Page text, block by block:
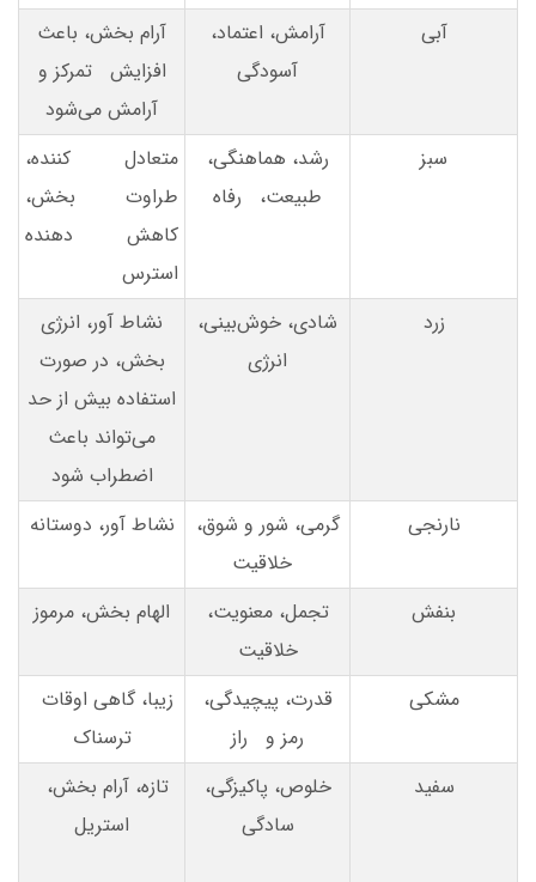
آبی
آرامش، اعتماد،
آسودگی
آرام بخش، باعث
افزایش تمرکز و
آرامش می‌شود
سبز
رشد، هماهنگی،
طبیعت، رفاه
متعادل کننده،
طراوت بخش،
کاهش دهنده
استرس
زرد
شادی، خوش‌بینی،
انرژی
نشاط آور، انرژی
بخش، در صورت
استفاده بیش از حد
می‌تواند باعث
اضطراب شود
نارنجی
گرمی، شور و شوق،
خلاقیت
نشاط آور، دوستانه
بنفش
تجمل، معنویت،
خلاقیت
الهام بخش، مرموز
مشکی
قدرت، پیچیدگی،
رمز و راز
زیبا، گاهی اوقات
ترسناک
سفید
خلوص، پاکیزگی،
سادگی
تازه، آرام بخش،
استریل